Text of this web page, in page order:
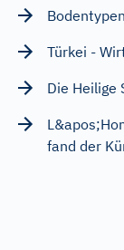
Türkei -
Die Heilige
fand der